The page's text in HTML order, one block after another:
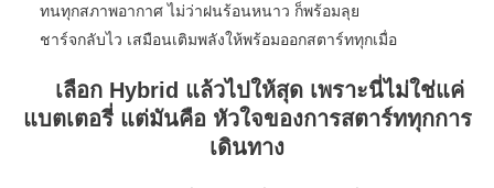
ทนทุกสภาพอากาศ ไม่ว่าฝนร้อนหนาว ก็พร้อมลุย
ชาร์จกลับไว เสมือนเติมพลังให้พร้อมออกสตาร์ททุกเมื่อ
เลือก Hybrid แล้วไปให้สุด เพราะนี่ไม่ใช่แค่
แบตเตอรี่ แต่มันคือ หัวใจของการสตาร์ททุกการ
เดินทาง